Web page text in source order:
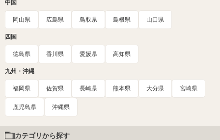
中国
岡山県 広島県 鳥取県 島根県 山口県
四国
徳島県 香川県 愛媛県 高知県
九州・沖縄
福岡県 佐賀県 長崎県 熊本県 大分県 宮崎県
鹿児島県 沖縄県
カテゴリから探す